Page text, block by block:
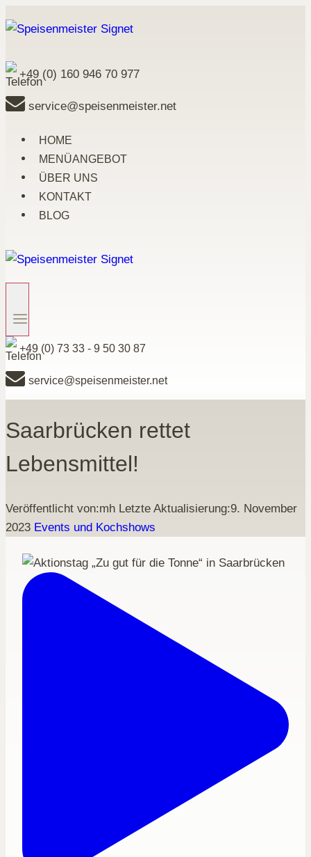
Inhalt
+49 (0) 160 946 70 977
service@speisenmeister.net
HOME
MENÜANGEBOT
ÜBER UNS
KONTAKT
BLOG
+49 (0) 73 33 - 9 50 30 87
service@speisenmeister.net
Saarbrücken rettet
Lebensmittel!
Veröffentlicht von:mh Letzte Aktualisierung:9. November
2023 Events und Kochshows